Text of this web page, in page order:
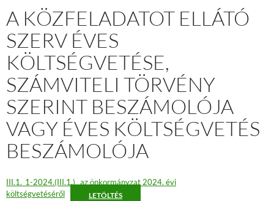
A KÖZFELADATOT ELLÁTÓ
SZERV ÉVES
KÖLTSÉGVETÉSE,
SZÁMVITELI TÖRVÉNY
SZERINT BESZÁMOLÓJA
VAGY ÉVES KÖLTSÉGVETÉS
BESZÁMOLÓJA
III.1._1-2024.(III.1.)_ az önkormányzat 2024. évi
költségvetéséről
LETÖLTÉS